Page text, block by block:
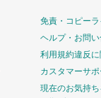
免責・コピーラ
ヘルプ・お問
利用規約違反
カスタマーサ
現在のお気持